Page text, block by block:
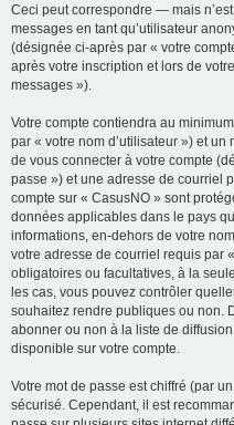
Ceci peut correspondre — mais
messages en tant qu’utilisateur
(désignée ci-après par « votre
après votre inscription et lors de
messages »).
Votre compte contiendra au
par « votre nom d’utilisateur ») et
de vous connecter à votre compte
passe ») et une adresse de courriel
compte sur « CasusNO » sont
données applicables dans le pays
informations, en-dehors de votre
votre adresse de courriel requis par
obligatoires ou facultatives, à la
les cas, vous pouvez contrôler
souhaitez rendre publiques ou non.
abonner ou non à la liste de
disponible sur votre compte.
Votre mot de passe est chiffré (par
sécurisé. Cependant, il est